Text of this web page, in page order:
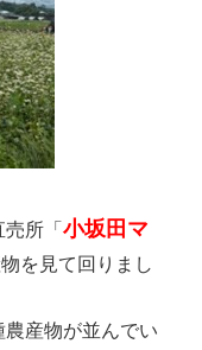
売所「小坂田マ
を見て回りまし
産物が並んでい